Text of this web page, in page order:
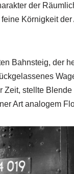
der
Körnigkeit
Bahnsteig, der
stellte
Art analogem